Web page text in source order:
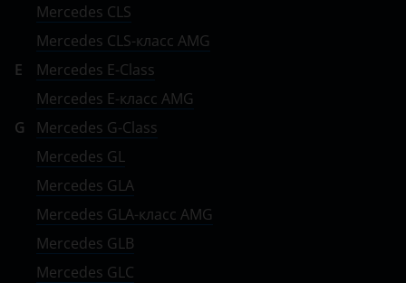
Suzuki
Tank
Toyota
Volkswagen
Volvo
Vortex
Zotye
ZX
Mercedes CLS
Mercedes CLS-класс AMG
E
Mercedes E-Class
Mercedes E-класс AMG
G
Mercedes G-Class
Mercedes GL
Mercedes GLA
Mercedes GLA-класс AMG
Mercedes GLB
Mercedes GLC